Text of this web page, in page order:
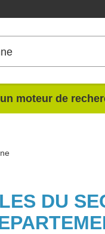
moteur de
DU